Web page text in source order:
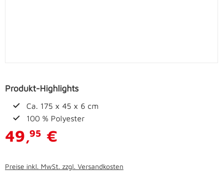
Produkt-Highlights
Ca. 175 x 45 x 6 cm
100 % Polyester
49,95 €
Preise inkl. MwSt. zzgl. Versandkosten